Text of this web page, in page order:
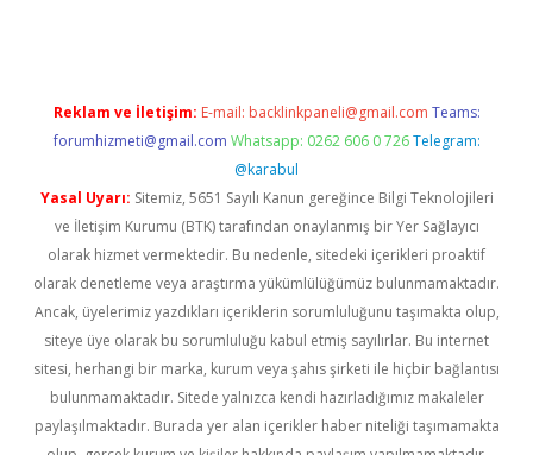
Reklam ve İletişim: E-mail: backlinkpaneli@gmail.com Teams:
forumhizmeti@gmail.com Whatsapp: 0262 606 0 726 Telegram:
@karabul
Yasal Uyarı: Sitemiz, 5651 Sayılı Kanun gereğince Bilgi Teknolojileri
ve İletişim Kurumu (BTK) tarafından onaylanmış bir Yer Sağlayıcı
olarak hizmet vermektedir. Bu nedenle, sitedeki içerikleri proaktif
olarak denetleme veya araştırma yükümlülüğümüz bulunmamaktadır.
Ancak, üyelerimiz yazdıkları içeriklerin sorumluluğunu taşımakta olup,
siteye üye olarak bu sorumluluğu kabul etmiş sayılırlar. Bu internet
sitesi, herhangi bir marka, kurum veya şahıs şirketi ile hiçbir bağlantısı
bulunmamaktadır. Sitede yalnızca kendi hazırladığımız makaleler
paylaşılmaktadır. Burada yer alan içerikler haber niteliği taşımamakta